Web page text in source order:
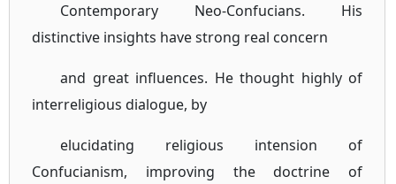
Contemporary Neo-Confucians. His
distinctive insights have strong real concern
and great influences. He thought highly of
interreligious dialogue, by
elucidating religious intension of
Confucianism, improving the doctrine of